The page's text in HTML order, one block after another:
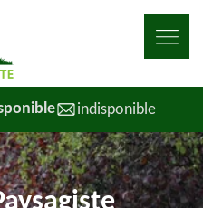
indisponible